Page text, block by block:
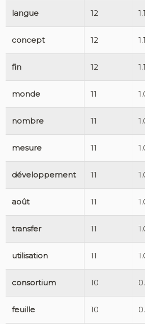
langue 12
concept 12
fin 12
monde 11
nombre 11
mesure 11
développement 11
août 11
transfer 11
utilisation 11
consortium 10
feuille 10